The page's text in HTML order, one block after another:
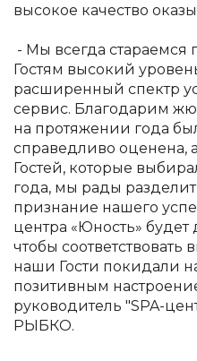
высокое качество
- Мы всегда стараемся
Гостям высокий
расширенный спектр
сервис. Благодарим
на протяжении года
справедливо оценена,
Гостей, которые
года, мы рады
признание нашего
центра «Юность» будет
чтобы соответствовать
наши Гости покидали
позитивным
руководитель "SPA-
РЫБКО.